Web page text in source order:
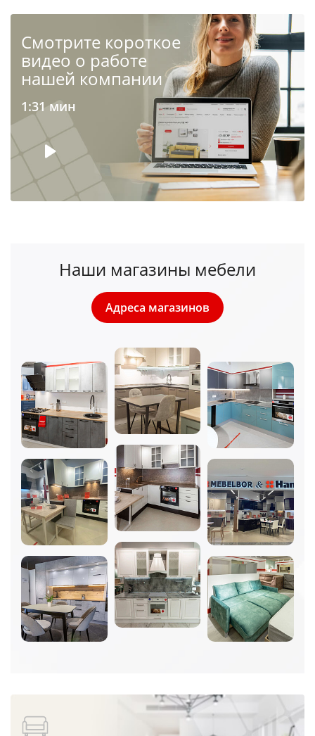
Cмотрите короткое
видео о работе
нашей компании
1:31 мин
Наши магазины мебели
Адреса магазинов